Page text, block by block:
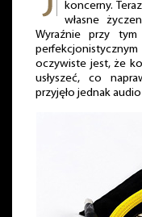
koncerny.
własne
Wyraźnie przy
oczywiste jest, że
usłyszeć, co
przyjęło jednak